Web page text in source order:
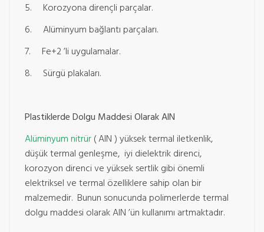
5. Korozyona dirençli parçalar.
6. Alüminyum bağlantı parçaları.
7. Fe+2 ’li uygulamalar.
8. Sürgü plakaları.
Plastiklerde Dolgu Maddesi Olarak AlN
Alüminyum nitrür( AlN ) yüksek termal iletkenlik,
düşük termal genleşme, iyi dielektrik direnci,
korozyon direnci ve yüksek sertlik gibi önemli
elektriksel ve termal özelliklere sahip olan bir
malzemedir. Bunun sonucunda polimerlerde termal
dolgu maddesi olarak AlN ’ün kullanımı artmaktadır.